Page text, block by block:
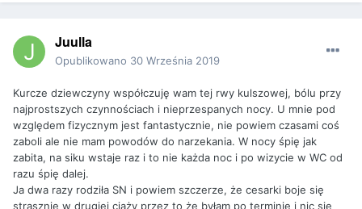
Juulla
Opublikowano 30 Września 2019
Kurcze dziewczyny współczuję wam tej rwy kulszowej, bólu przy
najprostszych czynnościach i nieprzespanych nocy. U mnie pod
względem fizycznym jest fantastycznie, nie powiem czasami coś
zaboli ale nie mam powodów do narzekania. W nocy śpię jak
zabita, na siku wstaje raz i to nie każda noc i po wizycie w WC od
razu śpię dalej.
Ja dwa razy rodziła SN i powiem szczerze, że cesarki boje się
strasznie w drugiej ciąży przez to że byłam po terminie i nic się